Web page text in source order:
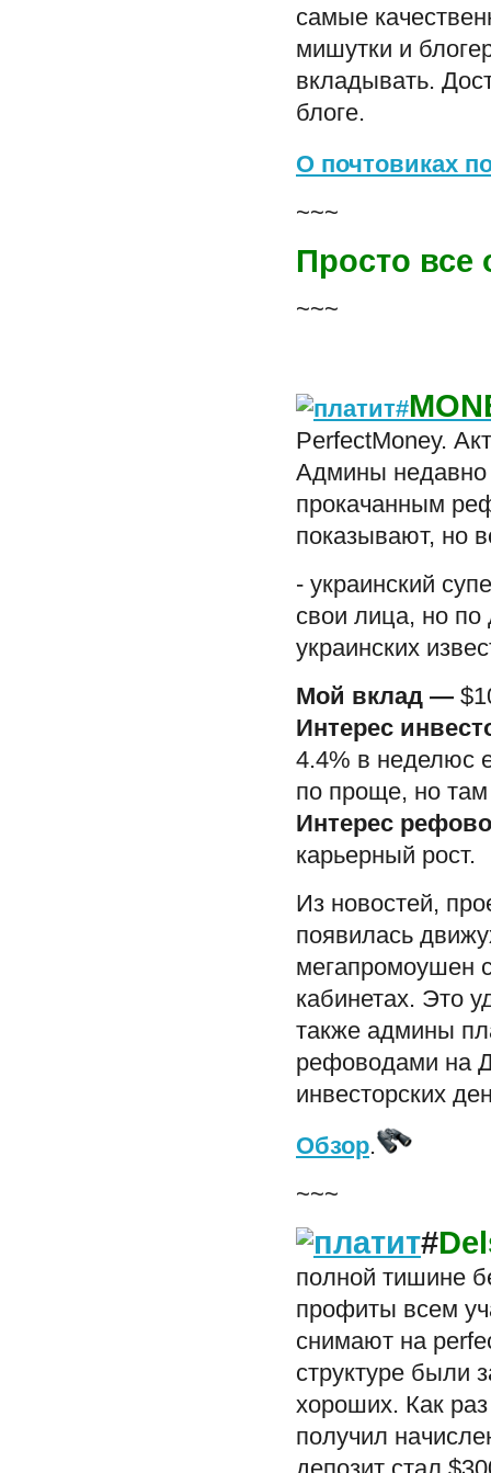
самые
мишутки и
вкладывать.
блоге.
О почтовиках
~~~
Просто все
~~~
#
PerfectMoney.
Админы недавно
прокачанным
показывают, но
- украинский
свои лица, но по
украинских
Мой вклад —
Интерес
4.4% в неделюс
по проще, но
Интерес
карьерный рост.
Из новостей,
появилась
мегапромоушен
кабинетах. Это
также админы
рефоводами на
инвесторских
Обзор.
~~~
#
полной тишине
профиты всем
снимают на
структуре были
хороших. Как
получил